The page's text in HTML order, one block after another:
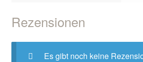
Rezensionen
Es gibt noch keine